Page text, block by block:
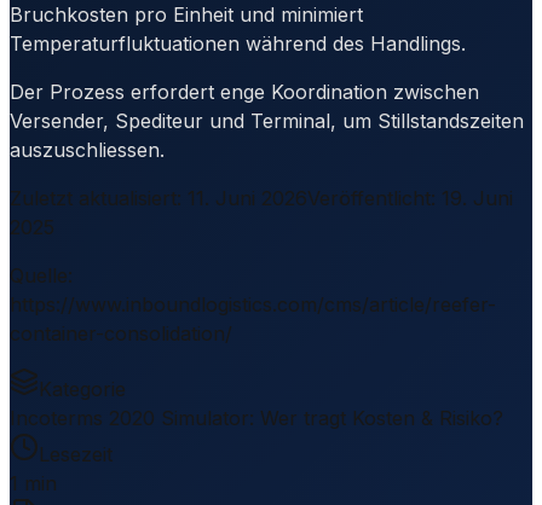
Bruchkosten pro Einheit und minimiert
Temperaturfluktuationen während des Handlings.
Der Prozess erfordert enge Koordination zwischen
Versender, Spediteur und Terminal, um Stillstandszeiten
auszuschliessen.
Zuletzt aktualisiert: 11. Juni 2026Veröffentlicht: 19. Juni
2025
Quelle:
https://www.inboundlogistics.com/cms/article/reefer-
container-consolidation/
Kategorie
Incoterms 2020 Simulator: Wer tragt Kosten & Risiko?
Lesezeit
1 min